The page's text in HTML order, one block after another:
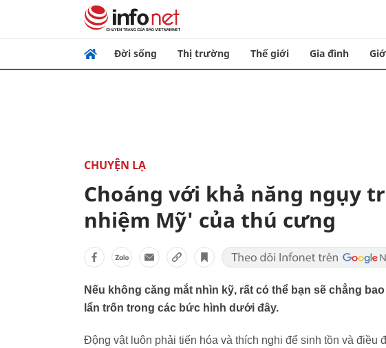
Đời sống Thị trường Thế giới Gia đình
CHUYỆN LẠ
Choáng với khả năng ngụy
nhiệm Mỹ' của thú cưng
Nếu không căng mắt nhìn kỹ, rất có thể bạn sẽ chẳng
lẩn trốn trong các bức hình dưới đây.
Động vật luôn phải tiến hóa và thích nghi để sinh tồn và điều